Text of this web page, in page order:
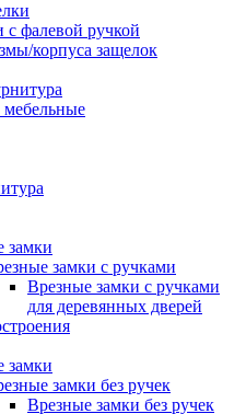
с фалевой ручкой
корпуса защелок
замки
замки с ручками
Врезные замки с ручками
для деревянных дверей
замки
замки без ручек
Врезные замки без ручек